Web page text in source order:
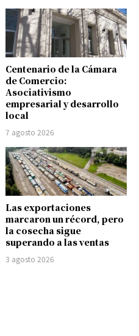
Centenario de la Cámara
de Comercio:
Asociativismo
empresarial y desarrollo
local
7 agosto 2026
Las exportaciones
marcaron un récord, pero
la cosecha sigue
superando a las ventas
3 agosto 2026